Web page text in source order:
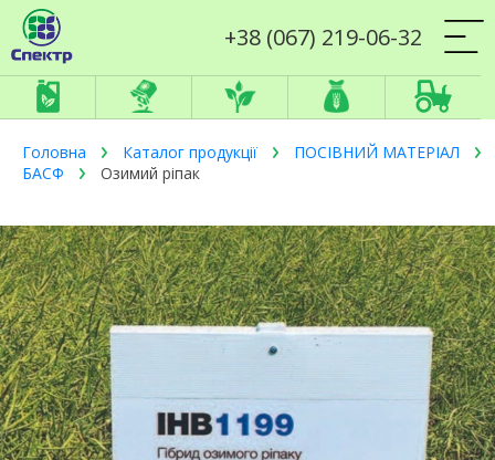
+38 (067) 219-06-32
Головна Каталог продукції
ПОСІВНИЙ МАТЕРІАЛ
БАСФ
Озимий ріпак